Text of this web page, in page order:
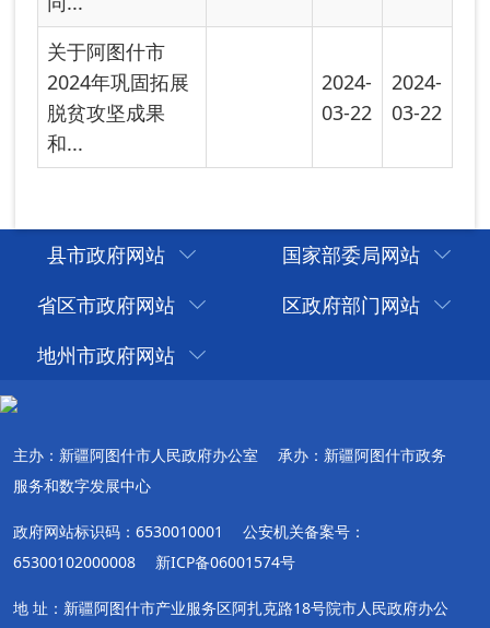
县市政府网站
国家部委局网站
省区市政府网站
区政府部门网站
地州市政府网站
主办：新疆阿图什市人民政府办公室
承办：新疆阿图什市政务
服务和数字发展中心
政府网站标识码：6530010001
公安机关备案号：
65300102000008
新ICP备06001574号
地 址：新疆阿图什市产业服务区阿扎克路18号院市人民政府办公